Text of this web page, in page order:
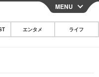
CLOSE
MENU
エンタメ ライフ